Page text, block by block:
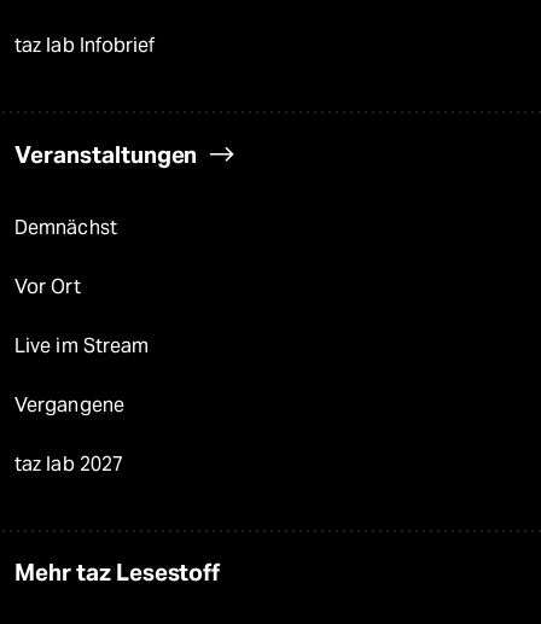
taz lab Infobrief
Veranstaltungen
Demnächst
Vor Ort
Live im Stream
Vergangene
taz lab 2027
Mehr taz Lesestoff